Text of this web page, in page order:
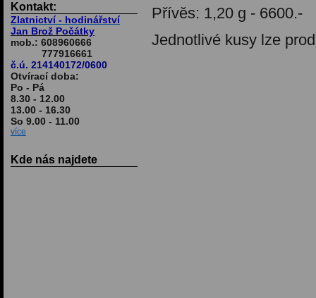
Kontakt:
Zlatnictví - hodinářství
Jan Brož Počátky
mob.: 608960666
777916661
č.ú. 214140172/0600
Otvírací doba:
Po - Pá
8.30 - 12.00
13.00 - 16.30
So 9.00 - 11.00
více
Kde nás najdete
Přívěs: 1,20 g - 6600.-
Jednotlivé kusy lze